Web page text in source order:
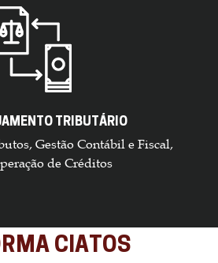
TRIBUTÁRIO
Gestão Contábil e Fiscal,
de Créditos
CIATOS